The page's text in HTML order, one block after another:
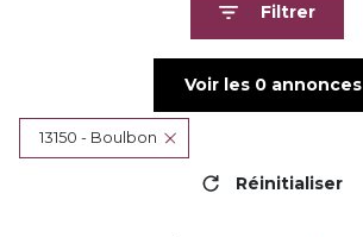
Filtrer
Voir les 0annonces
13150 - Boulbon
Réinitialiser